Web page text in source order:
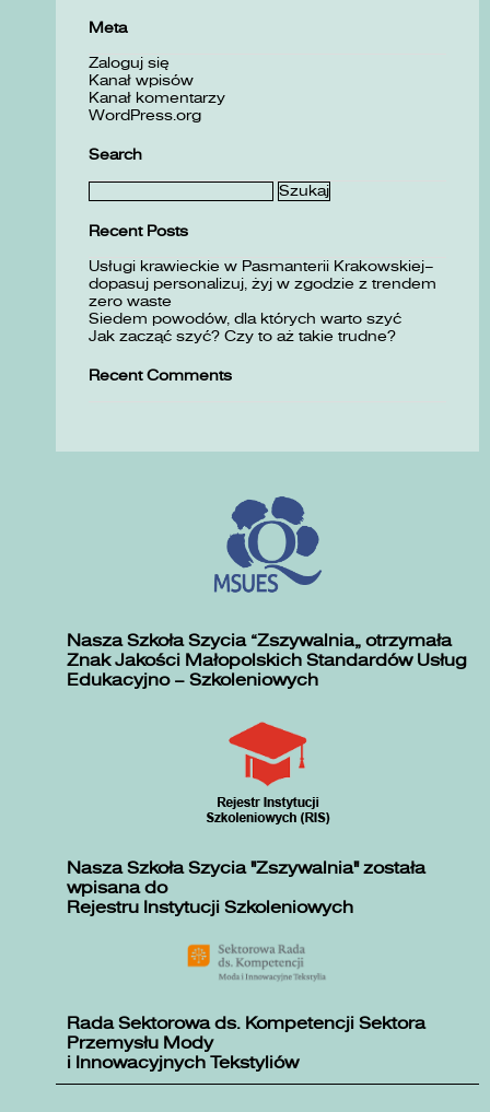
Meta
Zaloguj się
Kanał wpisów
Kanał komentarzy
WordPress.org
Search
Szukaj:
Recent Posts
Usługi krawieckie w Pasmanterii Krakowskiej–
dopasuj personalizuj, żyj w zgodzie z trendem
zero waste
Siedem powodów, dla których warto szyć
Jak zacząć szyć? Czy to aż takie trudne?
Recent Comments
Nasza Szkoła Szycia „Zszywalnia” otrzymała
Znak Jakości Małopolskich Standardów Usług
Edukacyjno – Szkoleniowych
Nasza Szkoła Szycia "Zszywalnia" została
wpisana do
Rejestru Instytucji Szkoleniowych
Rada Sektorowa ds. Kompetencji Sektora
Przemysłu Mody
i Innowacyjnych Tekstyliów